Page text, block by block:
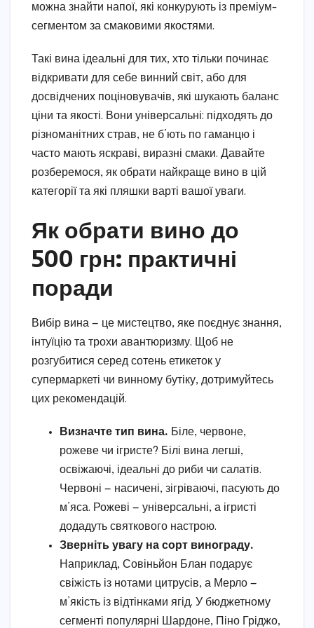
можна знайти напої, які конкурують із преміум-
сегментом за смаковими якостями.
Такі вина ідеальні для тих, хто тільки починає
відкривати для себе винний світ, або для
досвідчених поціновувачів, які шукають баланс
ціни та якості. Вони універсальні: підходять до
різноманітних страв, не б’ють по гаманцю і
часто мають яскраві, виразні смаки. Давайте
розберемося, як обрати найкраще вино в цій
категорії та які пляшки варті вашої уваги.
Як обрати вино до
500 грн: практичні
поради
Вибір вина — це мистецтво, яке поєднує знання,
інтуїцію та трохи авантюризму. Щоб не
розгубитися серед сотень етикеток у
супермаркеті чи винному бутіку, дотримуйтесь
цих рекомендацій.
Визначте тип вина. Біле, червоне,
рожеве чи ігристе? Білі вина легші,
освіжаючі, ідеальні до риби чи салатів.
Червоні — насичені, зігріваючі, пасують до
м’яса. Рожеві — універсальні, а ігристі
додадуть святкового настрою.
Зверніть увагу на сорт винограду.
Наприклад, Совіньйон Блан подарує
свіжість із нотами цитрусів, а Мерло —
м’якість із відтінками ягід. У бюджетному
сегменті популярні Шардоне, Піно Гріджо,